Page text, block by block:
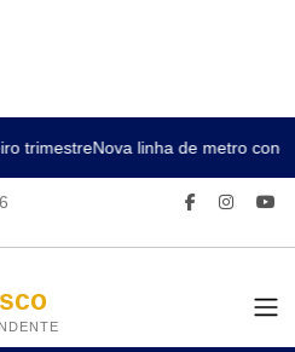
trimestreNova linha de metro